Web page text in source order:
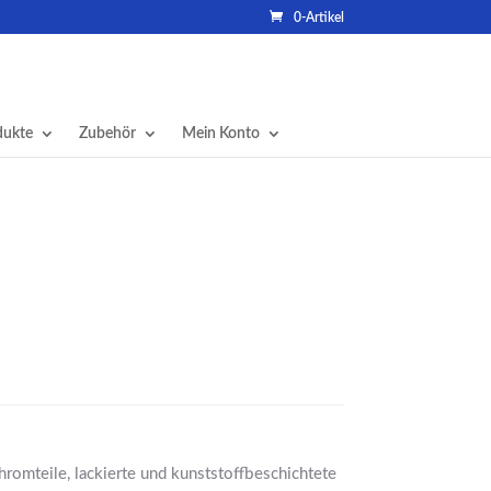
0-Artikel
Zubehör Mein Konto
lackierte und kunststoffbeschichtete